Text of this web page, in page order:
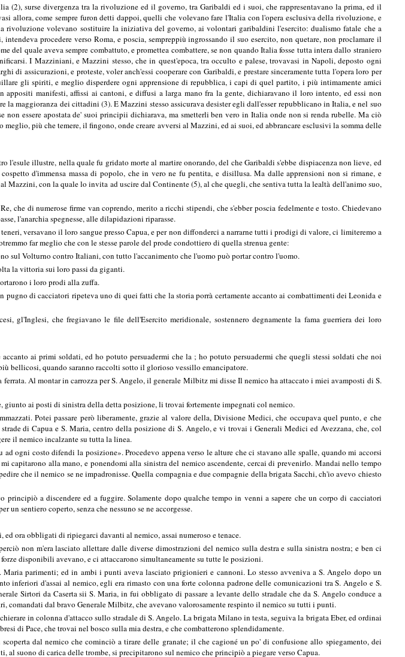
(2), surse divergenza tra la rivoluzione ed il governo, tra Garibaldi ed i suoi, che rappresentavano la prima, ed il
allora, come sempre furon detti dappoi, quelli che volevano fare l'Italia con l'opera esclusiva della rivoluzione, e
volevano sostituire la iniziativa del governo, ai volontari garibaldini l'esercito: dualismo fatale che a
procedere verso Roma, e poscia, sempreppiù ingrossando il suo esercito, non quetare, non proclamare il
quale aveva sempre combattuto, e promettea combattere, se non quando Italia fosse tutta intera dallo straniero
I Mazziniani, e Mazzini stesso, che in quest'epoca, tra occulto e palese, trovavasi in Napoli, deposto ogni
di assicurazioni, e proteste, voler anch'essi cooperare con Garibaldi, e prestare sinceramente tutta l'opera loro per
gli spiriti, e meglio disperdere ogni apprensione di repubblica, i capi di quel partito, i più intimamente amici
manifesti, affissi ai cantoni, e diffusi a larga mano fra la gente, dichiaravano il loro intento, ed essi non
la maggioranza dei cittadini (3). E Mazzini stesso assicurava desister egli dall'esser repubblicano in Italia, e nel suo
non essere apostata de' suoi principii dichiarava, ma smetterli ben vero in Italia onde non si renda rubelle. Ma ciò
più che temere, il fingono, onde creare avversi al Mazzini, ed ai suoi, ed abbrancare esclusivi la somma delle
l'esule illustre, nella quale fu gridato morte al martire onorando, del che Garibaldi s'ebbe dispiacenza non lieve, ed
d'immensa massa di popolo, che in vero ne fu pentita, e disillusa. Ma dalle apprensioni non si rimane, e
Mazzini, con la quale lo invita ad uscire dal Continente (5), al che quegli, che sentiva tutta la lealtà dell'animo suo,
che di numerose firme van coprendo, merito a ricchi stipendi, che s'ebber poscia fedelmente e tosto. Chiedevano
l'anarchia spegnesse, alle dilapidazioni riparasse.
versavano il loro sangue presso Capua, e per non diffonderci a narrarne tutti i prodigi di valore, ci limiteremo a
far meglio che con le stesse parole del prode condottiero di quella strenua gente:
sul Volturno contro Italiani, con tutto l'accanimento che l'uomo può portar contro l'uomo.
la vittoria sui loro passi da giganti.
i loro prodi alla zuffa.
di cacciatori ripeteva uno di quei fatti che la storia porrà certamente accanto ai combattimenti dei Leonida e
gl'Inglesi, che fregiavano le file dell'Esercito meridionale, sostennero degnamente la fama guerriera dei loro
ai primi soldati, ed ho potuto persuadermi che la ; ho potuto persuadermi che quegli stessi soldati che noi
bellicosi, quando saranno raccolti sotto il glorioso vessillo emancipatore.
Al montar in carrozza per S. Angelo, il generale Milbitz mi disse Il nemico ha attaccato i miei avamposti di S.
ai posti di sinistra della detta posizione, li trovai fortemente impegnati col nemico.
Potei passare però liberamente, grazie al valore della, Divisione Medici, che occupava quel punto, e che
di Capua e S. Maria, centro della posizione di S. Angelo, e vi trovai i Generali Medici ed Avezzana, che, col
il nemico incalzante su tutta la linea.
ogni costo difendi la posizione». Procedevo appena verso le alture che ci stavano alle spalle, quando mi accorsi
capitarono alla mano, e ponendomi alla sinistra del nemico ascendente, cercai di prevenirlo. Mandai nello tempo
che il nemico se ne impadronisse. Quella compagnia e due compagnie della brigata Sacchi, ch'io avevo chiesto
a discendere ed a fuggire. Solamente dopo qualche tempo in venni a sapere che un corpo di cacciatori
sentiero coperto, senza che nessuno se ne accorgesse.
ora obbligati di ripiegarci davanti al nemico, assai numeroso e tenace.
non m'era lasciato allettare dalle diverse dimostrazioni del nemico sulla destra e sulla sinistra nostra; e ben ci
disponibili avevano, e ci attaccarono simultaneamente su tutte le posizioni.
parimenti; ed in ambi i punti aveva lasciato prigionieri e cannoni. Lo stesso avveniva a S. Angelo dopo un
inferiori d'assai al nemico, egli era rimasto con una forte colonna padrone delle comunicazioni tra S. Angelo e S.
Sirtori da Caserta sii S. Maria, in fui obbligato di passare a levante dello stradale che da S. Angelo conduce a
comandati dal bravo Generale Milbitz, che avevano valorosamente respinto il nemico su tutti i punti.
in colonna d'attacco sullo stradale di S. Angelo. La brigata Milano in testa, seguiva la brigata Eber, ed ordinai
di Pace, che trovai nel bosco sulla mia destra, e che combatterono splendidamente.
dal nemico che cominciò a tirare delle granate; il che cagioné un po' di confusione allo spiegamento, dei
suono di carica delle trombe, si precipitarono sul nemico che principiò a piegare verso Capua.